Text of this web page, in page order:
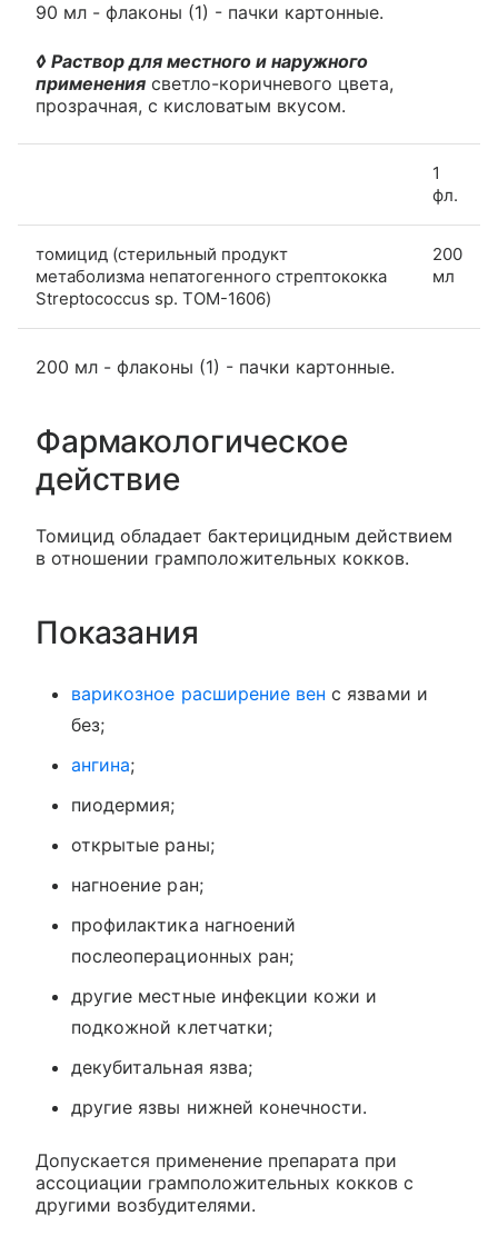
90 мл - флаконы (1) - пачки картонные.
◊ Раствор для местного и наружного
применения светло-коричневого цвета,
прозрачная, с кисловатым вкусом.
1
фл.
томицид (стерильный продукт
метаболизма непатогенного стрептококка
Streptococcus sp. TOM-1606)
200
мл
200 мл - флаконы (1) - пачки картонные.
Фармакологическое
действие
Томицид обладает бактерицидным действием
в отношении грамположительных кокков.
Показания
варикозное расширение вен с язвами и
без;
ангина;
пиодермия;
открытые раны;
нагноение ран;
профилактика нагноений
послеоперационных ран;
другие местные инфекции кожи и
подкожной клетчатки;
декубитальная язва;
другие язвы нижней конечности.
Допускается применение препарата при
ассоциации грамположительных кокков с
другими возбудителями.